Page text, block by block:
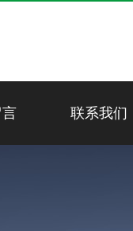
联系我们